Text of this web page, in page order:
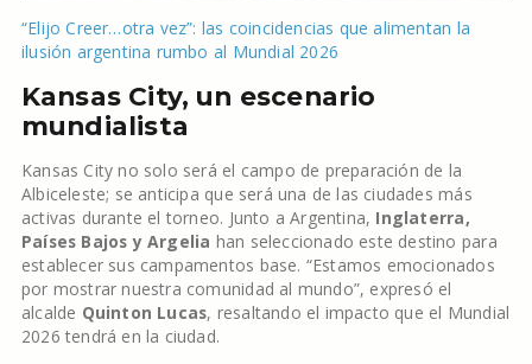
“Elijo Creer…otra vez”: las coincidencias que alimentan la
ilusión argentina rumbo al Mundial 2026
Kansas City, un escenario
mundialista
Kansas City no solo será el campo de preparación de la
Albiceleste; se anticipa que será una de las ciudades más
activas durante el torneo. Junto a Argentina, Inglaterra,
Países Bajos y Argelia han seleccionado este destino para
establecer sus campamentos base. “Estamos emocionados
por mostrar nuestra comunidad al mundo”, expresó el
alcalde Quinton Lucas, resaltando el impacto que el Mundial
2026 tendrá en la ciudad.